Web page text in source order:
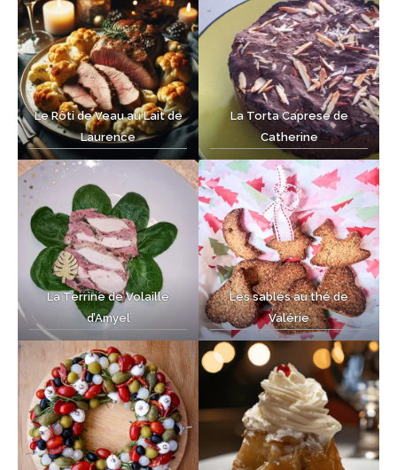
Le Rôti de Veau au Lait de
Laurence
La Torta Caprese de
Catherine
La Terrine de Volaille
d’Amyel
Les sablés au thé de
Valérie